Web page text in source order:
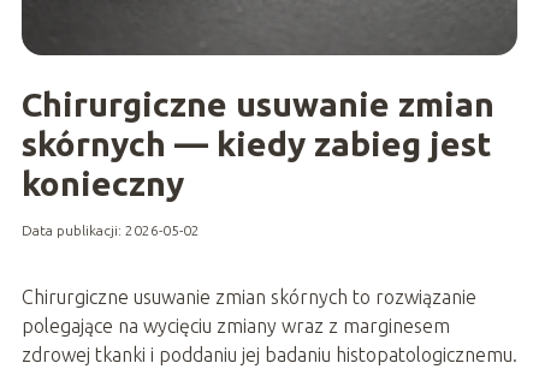
Chirurgiczne usuwanie zmian
skórnych — kiedy zabieg jest
konieczny
Data publikacji: 2026-05-02
Chirurgiczne usuwanie zmian skórnych to rozwiązanie
polegające na wycięciu zmiany wraz z marginesem
zdrowej tkanki i poddaniu jej badaniu histopatologicznemu.